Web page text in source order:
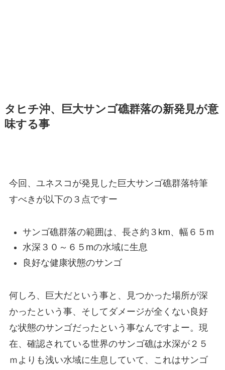
タヒチ沖、巨大サンゴ礁群落の新発見が意
味する事
今回、ユネスコが発見した巨大サンゴ礁群落特筆
すべきが以下の３点ですー
サンゴ礁群落の範囲は、長さ約３km、幅６５m
水深３０～６５mの水域に生息
良好な健康状態のサンゴ
何しろ、巨大だという事と、見つかった場所が深
かったという事、そしてダメージが全くない良好
な状態のサンゴだったという事なんですよー。現
在、確認されている世界のサンゴ礁は水深が２５
ｍよりも浅い水域に生息していて、これはサンゴ